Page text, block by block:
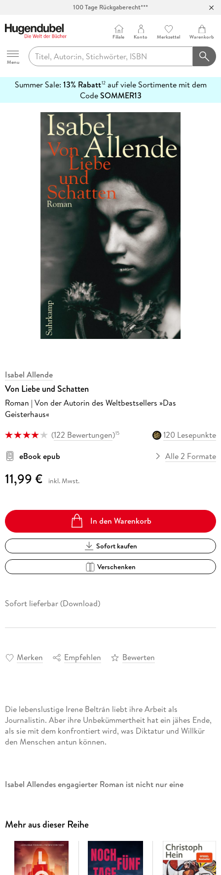
100 Tage Rückgaberecht***
Hugendubel
Menu
Filiale Konto Merkzettel Warenkorb
Summer Sale: 13% Rabatt12auf viele Sortimente mit dem
CodeSOMMER13
erfahren
Isabel Allende
Von Liebe und Schatten
Roman | Von der Autorin des Weltbestsellers »Das
Geisterhaus«
(122 Bewertungen)15
120 Lesepunkte
eBook epub
Alle 2 Formate
11,99 € inkl. Mwst.
In den Warenkorb
Sofort kaufen
Verschenken
Sofort lieferbar (Download)
Merken Empfehlen Bewerten
Die lebenslustige Irene Beltrán liebt ihre Arbeit als
Journalistin. Aber ihre Unbekümmertheit hat ein jähes Ende,
als sie mit dem konfrontiert wird, was Diktatur und Willkür
den Menschen antun können.
Isabel Allendes engagierter Roman ist nicht nur eine
keine Stimme haben. «
Mehr aus dieser Reihe